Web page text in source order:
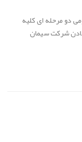
دو مرحله ای کلیه
شرکت سیمان